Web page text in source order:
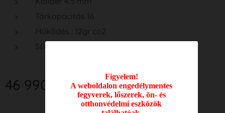
Figyelem!
A weboldalon engedélymentes
fegyverek, lőszerek, ön- és
otthonvédelmi eszközök
46 990